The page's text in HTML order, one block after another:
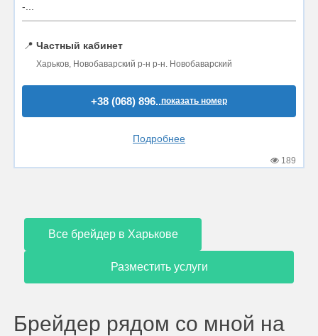
-...
📍 Частный кабинет
Харьков, Новобаварский р-н р-н. Новобаварский
+38 (068) 896..показать номер
Подробнее
189
Все брейдер в Харькове
Разместить услуги
Брейдер рядом со мной на